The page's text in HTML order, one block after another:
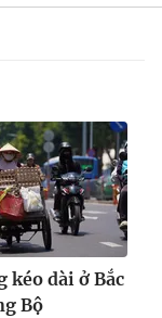
kéo dài ở Bắc
Bộ